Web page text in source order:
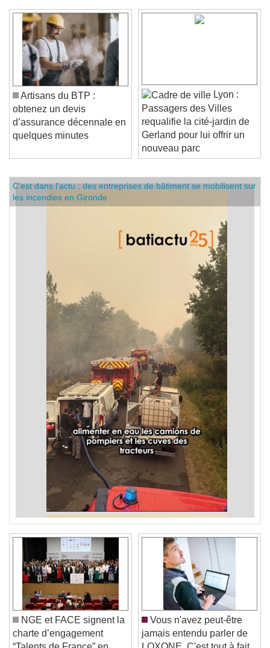
Artisans du BTP :
obtenez un devis
d’assurance décennale en
Lyon :
Passagers des Villes
requalifie la cité-jardin de
Gerland pour lui offrir un
nouveau parc
C'est dans l'actu : des entreprises de bâtiment se mobilisent sur
les incendies en Gironde
NGE et FACE signent la
charte d’engagement
Vous n'avez peut-être
jamais entendu parler de